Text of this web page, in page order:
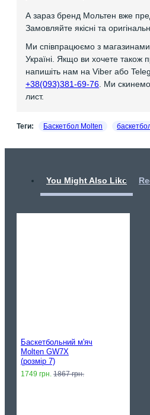
А зараз бренд Мольтен вже
Замовляйте якісні та
Ми співпрацюємо з
Україні. Якщо ви хочете також
напишіть нам на Viber або
+38(093)381-69-76 . Ми
лист.
Теги: Баскетбол Molten
You Might Also Like
Баскетбольний м'яч
Molten GW7X
(розмір 7)
1749 грн. 1867 грн.